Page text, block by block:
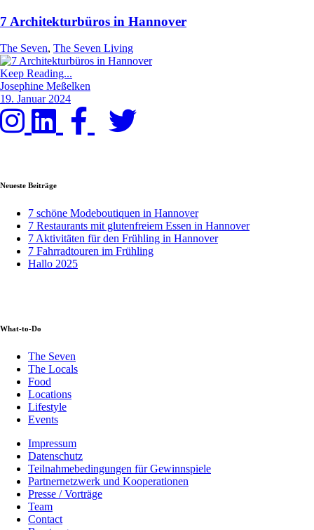
7 Architekturbüros in Hannover
The Seven, The Seven Living
Keep Reading...
Josephine Meßelken
19. Januar 2024
Neueste Beiträge
7 schöne Modeboutiquen in Hannover
7 Restaurants mit glutenfreiem Essen in Hannover
7 Aktivitäten für den Frühling in Hannover
7 Fahrradtouren im Frühling
Hallo 2025
What-to-Do
The Seven
The Locals
Food
Locations
Lifestyle
Events
Impressum
Datenschutz
Teilnahmebedingungen für Gewinnspiele
Partnernetzwerk und Kooperationen
Presse / Vorträge
Team
Contact